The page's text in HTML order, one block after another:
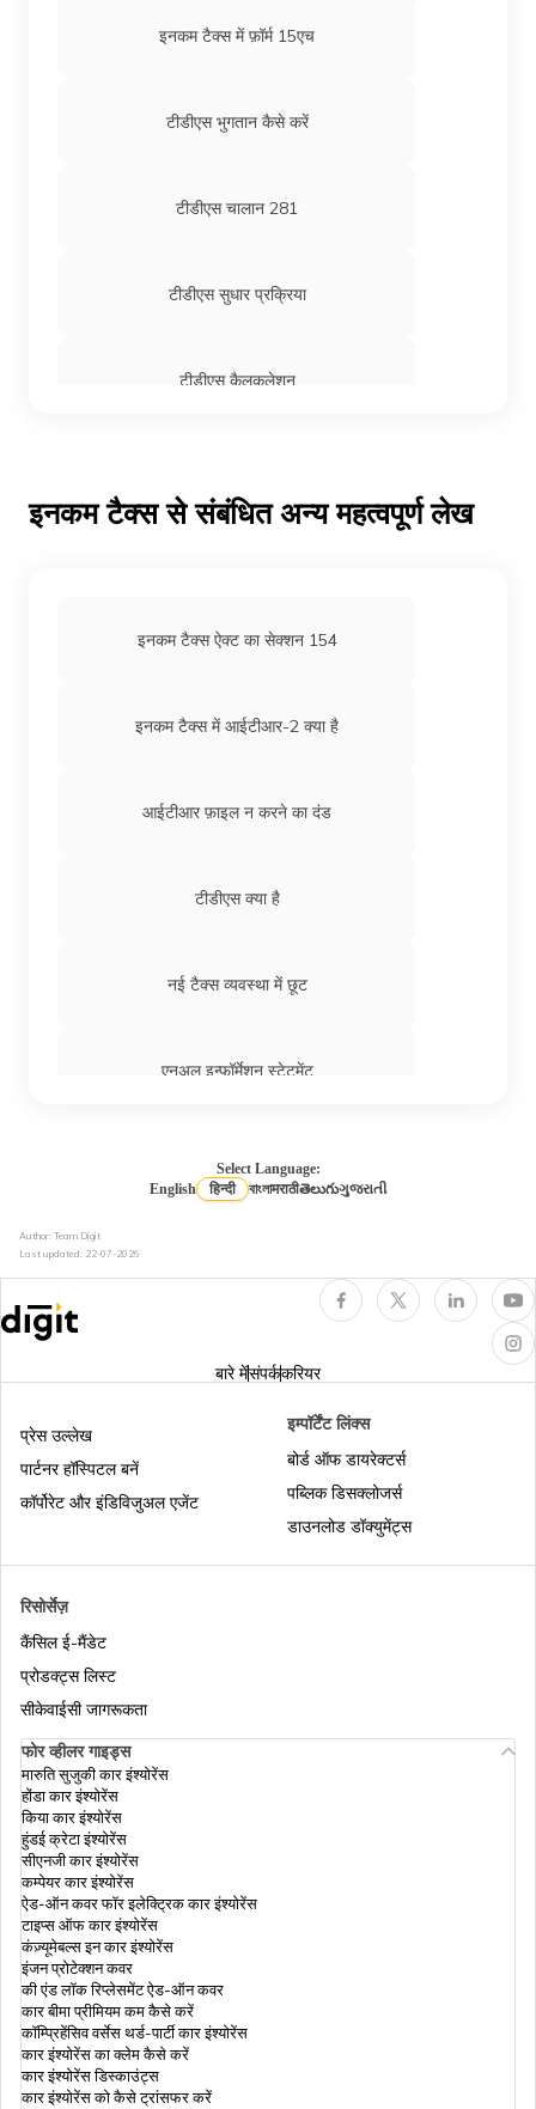
इनकम टैक्स में फ़ॉर्म 15एच
टीडीएस भुगतान कैसे करें
टीडीएस चालान 281
टीडीएस सुधार प्रक्रिया
टीडीएस कैलकुलेशन
इनकम टैक्स से संबंधित अन्य महत्वपूर्ण लेख
इनकम टैक्स ऐक्ट का सेक्शन 154
इनकम टैक्स में आईटीआर-2 क्या है
आईटीआर फ़ाइल न करने का दंड
टीडीएस क्या है
नई टैक्स व्यवस्था में छूट
एनुअल इन्फॉर्मेशन स्टेटमेंट
लॉन्ग टर्म और शॉर्ट टर्म कैपिटल गेन के बीच अंतर
प्रॉफिट आफ्टर टैक्स
सीनियर सिटिजन के लिए इनकम टैक्स स्लैब
सैलरी नहीं पाने वाले व्यक्ति अपना इनकम टैक्स रिटर्न
इनकम टैक्स स्लैब और भारत में दरें
इनकम टैक्स डिपार्टमेंट आपके फाइनेंशियल ट्रांजेक्शन
को कैसे ट्रैक करता है
सैलरी पाने वाले कर्मचारी के लिए ऑनलाइन आईटीआर
Select Language:
English
हिन्दी বাংলাमराठीతెలుగుગુજરાતી
Author: Team Digit
Last updated: 22-07-2026
बारे मेंसंपर्ककरियर
रिसोर्सेज़
कैंसिल ई-मैंडेट
प्रोडक्ट्स लिस्ट
सीकेवाईसी जागरूकता
प्रेस उल्लेख
पार्टनर हॉस्पिटल बनें
कॉर्पोरेट और इंडिविजुअल एजेंट
इम्पॉर्टेंट लिंक्स
बोर्ड ऑफ डायरेक्टर्स
पब्लिक डिसक्लोजर्स
डाउनलोड डॉक्युमेंट्स
फोर व्हीलर गाइड्स
मारुति सुजुकी कार इंश्योरेंस
होंडा कार इंश्योरेंस
किया कार इंश्योरेंस
हुंडई क्रेटा इंश्योरेंस
सीएनजी कार इंश्योरेंस
कम्पेयर कार इंश्योरेंस
ऐड-ऑन कवर फॉर इलेक्ट्रिक कार इंश्योरेंस
टाइप्स ऑफ कार इंश्योरेंस
कंज़्यूमेबल्स इन कार इंश्योरेंस
इंजन प्रोटेक्शन कवर
की एंड लॉक रिप्लेसमेंट ऐड-ऑन कवर
कार बीमा प्रीमियम कम कैसे करें
कॉम्प्रिहेंसिव वर्सेस थर्ड-पार्टी कार इंश्योरेंस
कार इंश्योरेंस का क्लेम कैसे करें
कार इंश्योरेंस डिस्काउंट्स
कार इंश्योरेंस को कैसे ट्रांसफर करें